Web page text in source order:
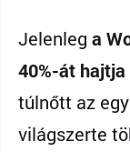
Jelenleg a
40%-át
túlnőtt az
világszerte